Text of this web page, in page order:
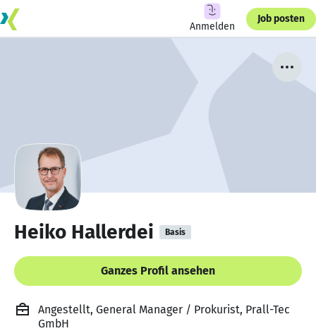
Anmelden
Job posten
Heiko Hallerdei Basis
Ganzes Profil ansehen
Angestellt, General Manager / Prokurist, Prall-Tec
GmbH